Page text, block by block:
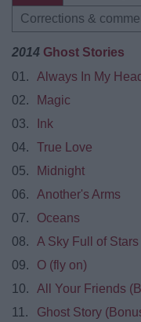
Corrections &
2014 Ghost Stories
01.
Always In My Head
02.
Magic
03.
Ink
04.
True Love
05.
Midnight
06.
Another's Arms
07.
Oceans
08.
A Sky Full of Stars
09.
O (fly on)
10.
All Your Friends
11.
Ghost Story